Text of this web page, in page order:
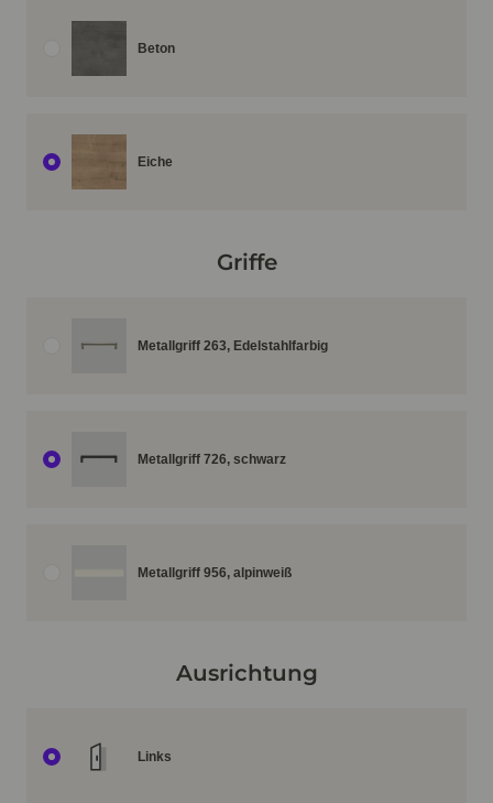
Beton
Eiche
Griffe
Metallgriff 263, Edelstahlfarbig
Metallgriff 726, schwarz
Metallgriff 956, alpinweiß
Ausrichtung
Links